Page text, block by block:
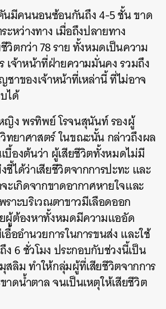
มีคนนอนซ้อนกันถึง 4-5 ชั้น ขาด
ะหว่างทาง เมื่อถึงปลายทาง
ตกว่า 78 ราย ทั้งหมดเป็นความ
เจ้าหน้าที่ฝ่ายความมั่นคง รวมถึง
าของเจ้าหน้าที่เหล่านี้ ที่ไม่อาจ
ได้
พรทิพย์ โรจนสุนันท์ รองผู้
ทยาศาสตร์ ในขณะนั้น กล่าวถึงผล
บื้องต้นว่า ผู้เสียชีวิตทั้งหมดไม่มี
ได้ว่าเสียชีวิตจากการปะทะ และ
ะเกิดจากขาดอากาศหายใจและ
าะบริเวณตาขาวมีเลือดออก
ผู้ต้องหาทั้งหมดมีความแออัด
ออำนวยการในการขนส่ง และใช้
ง 6 ชั่วโมง ประกอบกับช่วงนี้เป็น
ลิม ทำให้กลุ่มผู้ที่เสียชีวิตจากการ
ดน้ำตาล จนเป็นเหตุให้เสียชีวิต